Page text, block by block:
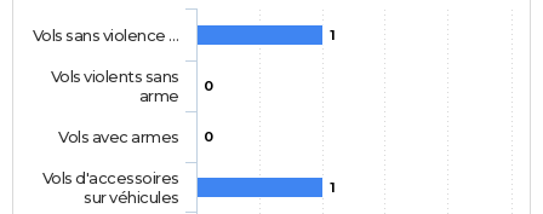
1
0
0
1
Vols sans violence …
Vols violents sans
arme
Vols avec armes
Vols d'accessoires
sur véhicules